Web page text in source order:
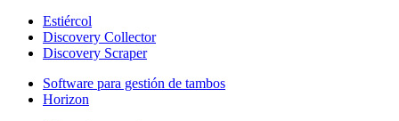
Estiércol
Discovery Collector
Discovery Scraper
Software para gestión de tambos
Horizon